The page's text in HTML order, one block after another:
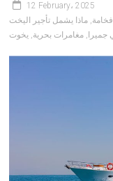
12 February، 2025
فخامة, ماذا يشمل تأجير اليخت
, مغامرات بحرية, يخوت